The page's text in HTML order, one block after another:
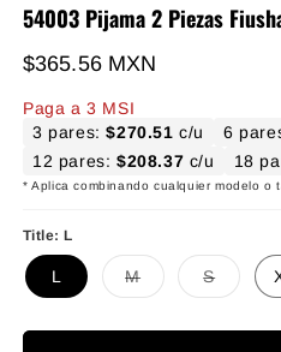
54003 Pijama 2 Piezas
Precio habitual
$365.56 MXN
Paga a 3 MSI
3 pares:$270.51 c/u 6
12 pares: $208.37 c/u 18
* Aplica combinando cualquier modelo o
Title: L
L M
Variante agotada o
S
Variante